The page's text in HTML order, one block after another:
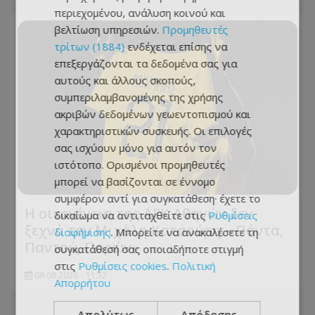
Η οικογένεια της ΑΕΚ Αθηνών δεν
ξεχνά τον Μιχάλη Κατσούρη: «Πάντα,
Παντού, Παρών»
08.08.2026 - 11:32
περιεχομένου, ανάλυση κοινού και
βελτίωση υπηρεσιών. Προμηθευτές
τρίτων (1884) ενδέχεται επίσης να
επεξεργάζονται τα δεδομένα σας για
αυτούς και άλλους σκοπούς,
συμπεριλαμβανομένης της χρήσης
ακριβών δεδομένων γεωεντοπισμού και
χαρακτηριστικών συσκευής. Οι επιλογές
σας ισχύουν μόνο για αυτόν τον
ιστότοπο. Ορισμένοι προμηθευτές
μπορεί να βασίζονται σε έννομο
συμφέρον αντί για συγκατάθεση· έχετε το
δικαίωμα να αντιταχθείτε στις Ρυθμίσεις
διαφήμισης. Μπορείτε να ανακαλέσετε τη
συγκατάθεσή σας οποιαδήποτε στιγμή
στις Ρυθμίσεις cookies. Πολιτική
Απορρήτου